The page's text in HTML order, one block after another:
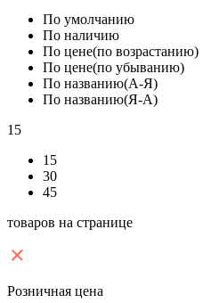
По умолчанию
По наличию
По цене(по возрастанию)
По цене(по убыванию)
По названию(А-Я)
По названию(Я-А)
15
15
30
45
товаров на странице
Розничная цена